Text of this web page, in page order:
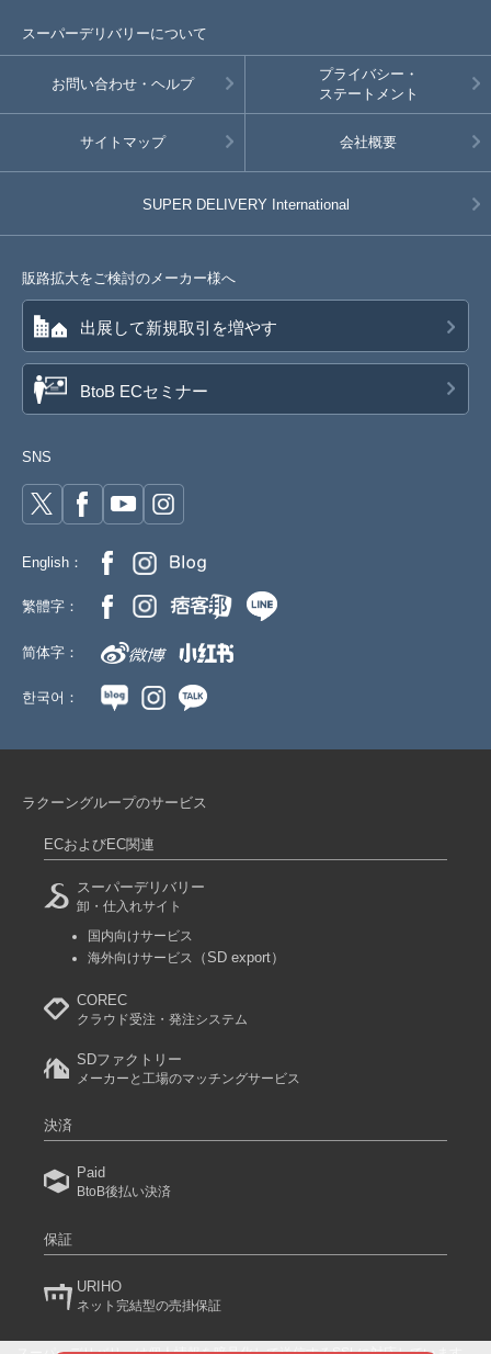
スーパーデリバリーについて
お問い合わせ・ヘルプ
プライバシー・
ステートメント
サイトマップ 会社概要
SUPER DELIVERY International
販路拡大をご検討のメーカー様へ
出展して新規取引を増やす
BtoB ECセミナー
SNS
English：
繁體字：
简体字：
한국어：
ラクーングループのサービス
ECおよびEC関連
スーパーデリバリー
卸・仕入れサイト
国内向けサービス
海外向けサービス
（SD export）
COREC
クラウド受注・発注システム
SDファクトリー
メーカーと工場のマッチングサービス
決済
Paid
BtoB後払い決済
保証
URIHO
ネット完結型の売掛保証